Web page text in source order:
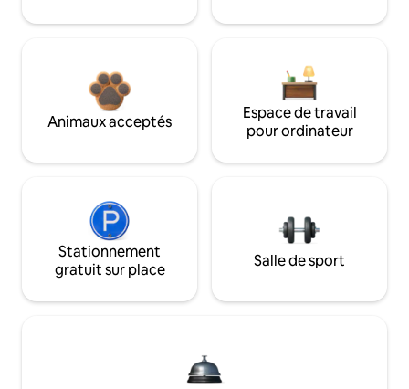
Animaux acceptés
Espace de travail
pour ordinateur
Stationnement
gratuit sur place
Salle de sport